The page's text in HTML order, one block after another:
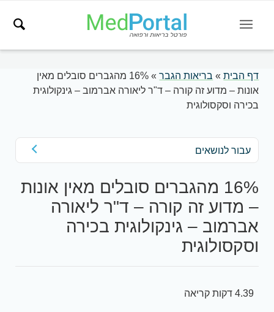
דף הבית» בריאות הגבר»
16% מהגברים סובלים מאין
אונות – מדוע זה קורה – ד"ר ליאורה אברמוב – גינקולוגית
בכירה וסקסולוגית
עבור לנושאים
16% מהגברים סובלים מאין אונות
– מדוע זה קורה – ד"ר ליאורה
אברמוב – גינקולוגית בכירה
וסקסולוגית
4.39 דקות קריאה